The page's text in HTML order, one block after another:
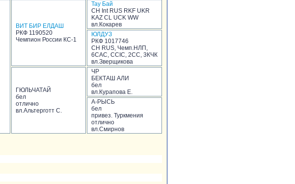
ВИТ БИР ЕЛДАШ
РКФ 1190520
Чемпион России КС-1
Тау Бай
CH Int RUS RKF UKR
KAZ CL UCK WW
вл.Кокарев
ЮЛДУЗ
РКФ 1017746
CH RUS, Чемп.НЛП,
6CAC, CCIC, 2CC, 3КЧК
вл.Зверщикова
ГЮЛЬЧАТАЙ
бел
отлично
вл.Альтерготт С.
ЧР
БЕКТАШ АЛИ
бел
вл.Курапова Е.
А-РЫСЬ
бел
привез. Туркмения
отлично
вл.Смирнов